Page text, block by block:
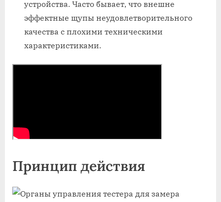
устройства. Часто бывает, что внешне
эффектные щупы неудовлетворительного
качества с плохими техническими
характеристиками.
Принцип действия